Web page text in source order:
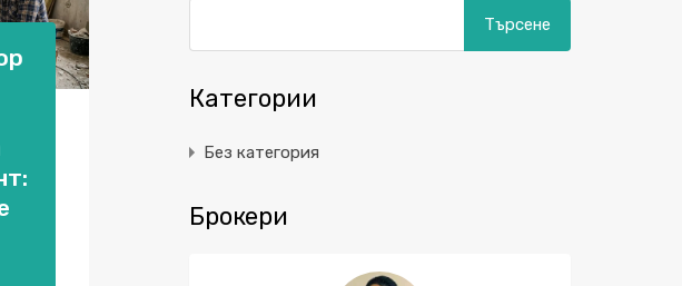
Категории
Без категория
Брокери